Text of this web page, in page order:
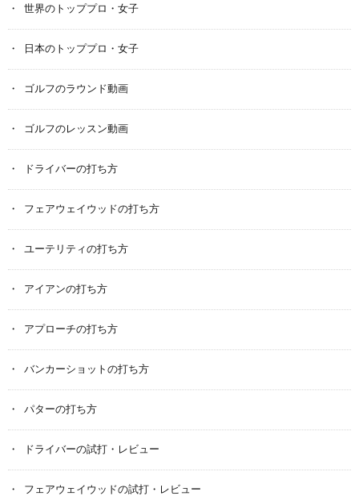
世界のトッププロ・女子
日本のトッププロ・女子
ゴルフのラウンド動画
ゴルフのレッスン動画
ドライバーの打ち方
フェアウェイウッドの打ち方
ユーテリティの打ち方
アイアンの打ち方
アプローチの打ち方
バンカーショットの打ち方
パターの打ち方
ドライバーの試打・レビュー
フェアウェイウッドの試打・レビュー